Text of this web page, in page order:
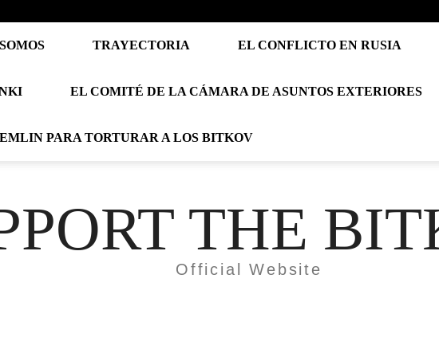
TRAYECTORIA EL CONFLICTO EN RUSIA
EL COMITÉ DE LA CÁMARA DE ASUNTOS EXTERIORES
PARA TORTURAR A LOS BITKOV
THE
Official Website